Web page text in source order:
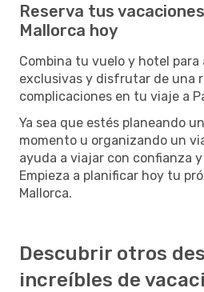
Reserva tus
Mallorca hoy
Combina tu vuelo y hotel
exclusivas y disfrutar de una
complicaciones en tu viaje a
Ya sea que estés planeando
momento u organizando un
ayuda a viajar con confianza
Empieza a planificar hoy tu
Mallorca.
Descubrir otros
increíbles de